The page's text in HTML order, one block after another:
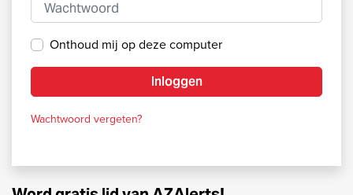
Onthoud mij op deze computer
Inloggen
Wachtwoord vergeten?